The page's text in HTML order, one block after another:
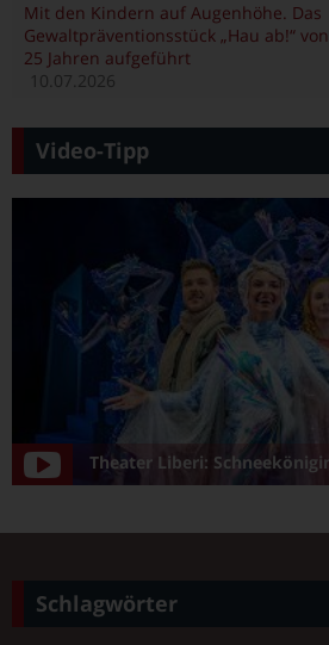
Mit den Kindern auf Augenhöhe. Das
Gewaltpräventionsstück „Hau ab!“
25 Jahren aufgeführt
10.07.2026
Video-Tipp
Theater Liberi: Schneekönigin, am
Schlagwörter